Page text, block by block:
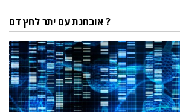
אובחנת עם יתר לחץ דם ?